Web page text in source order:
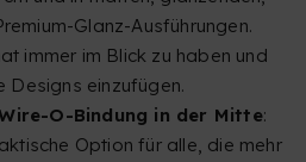
Glanz-Ausführungen.
immer im Blick zu haben und
einzufügen.
O-Bindung in der Mitte:
Option für alle, die mehr